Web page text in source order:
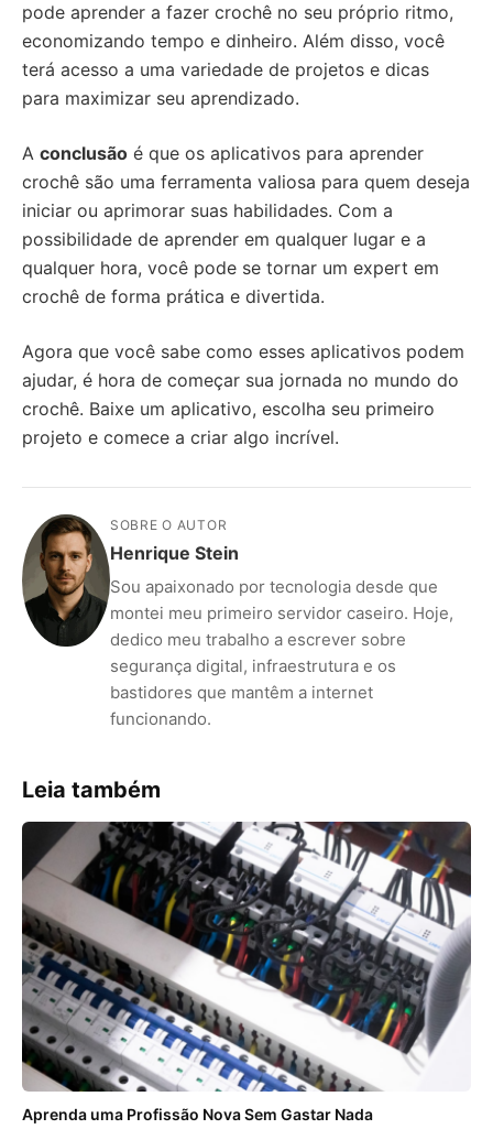
pode aprender a fazer crochê no seu próprio ritmo,
economizando tempo e dinheiro. Além disso, você
terá acesso a uma variedade de projetos e dicas
para maximizar seu aprendizado.
A conclusão é que os aplicativos para aprender
crochê são uma ferramenta valiosa para quem deseja
iniciar ou aprimorar suas habilidades. Com a
possibilidade de aprender em qualquer lugar e a
qualquer hora, você pode se tornar um expert em
crochê de forma prática e divertida.
Agora que você sabe como esses aplicativos podem
ajudar, é hora de começar sua jornada no mundo do
crochê. Baixe um aplicativo, escolha seu primeiro
projeto e comece a criar algo incrível.
SOBRE O AUTOR
Henrique Stein
Sou apaixonado por tecnologia desde que
montei meu primeiro servidor caseiro. Hoje,
dedico meu trabalho a escrever sobre
segurança digital, infraestrutura e os
bastidores que mantêm a internet
funcionando.
Leia também
Aprenda uma Profissão Nova Sem Gastar Nada